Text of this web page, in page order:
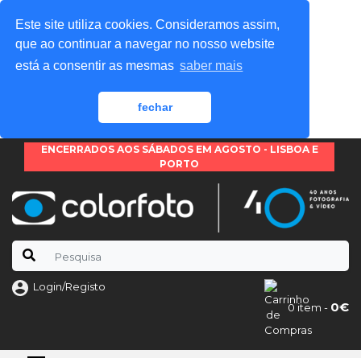
Este site utiliza cookies. Consideramos assim,
que ao continuar a navegar no nosso website
está a consentir as mesmas saber mais
fechar
ENCERRADOS AOS SÁBADOS EM AGOSTO - LISBOA E
PORTO
Login/Registo
0 item - 0€